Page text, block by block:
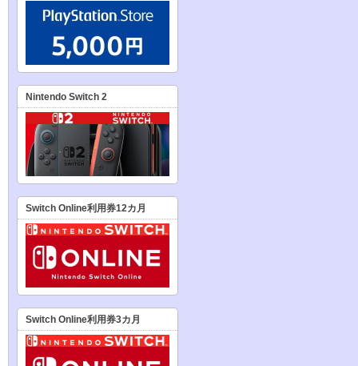
Nintendo Switch 2
Switch Online利用券12カ月
Switch Online利用券3カ月